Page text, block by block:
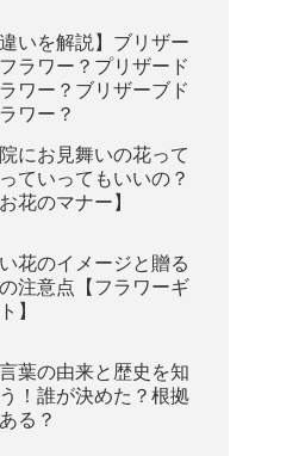
違いを解説】ブリザー
フラワー？プリザード
ワー？ブリザーブド
ワー？
にお見舞いの花って
ていってもいいの？
お花のマナー】
花のイメージと贈る
注意点【フラワーギ
】
葉の由来と歴史を知
！誰が決めた？根拠
る？